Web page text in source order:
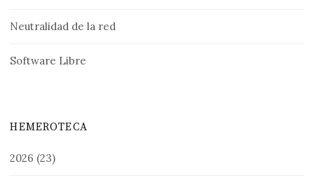
Neutralidad de la red
Software Libre
HEMEROTECA
2026 (23)